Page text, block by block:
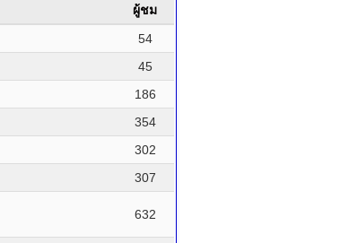
ผู้ชม
54
45
186
354
302
307
632